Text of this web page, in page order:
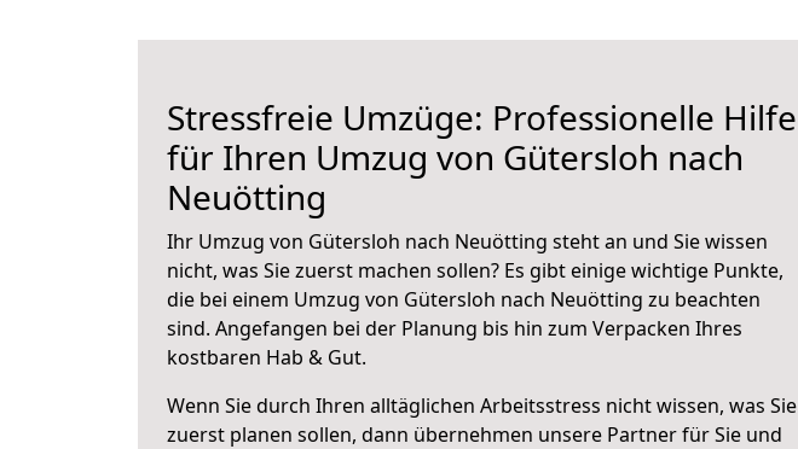
Stressfreie Umzüge: Professionelle Hilfe
für Ihren Umzug von Gütersloh nach
Neuötting
Ihr Umzug von Gütersloh nach Neuötting steht an und Sie wissen
nicht, was Sie zuerst machen sollen? Es gibt einige wichtige Punkte,
die bei einem Umzug von Gütersloh nach Neuötting zu beachten
sind. Angefangen bei der Planung bis hin zum Verpacken Ihres
kostbaren Hab & Gut.
Wenn Sie durch Ihren alltäglichen Arbeitsstress nicht wissen, was Sie
zuerst planen sollen, dann übernehmen unsere Partner für Sie und